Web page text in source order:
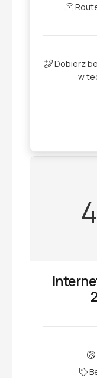
Dobierz
w